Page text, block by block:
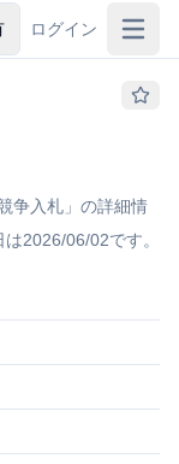
ログイン
争入札」の詳細情
2026/06/02です。